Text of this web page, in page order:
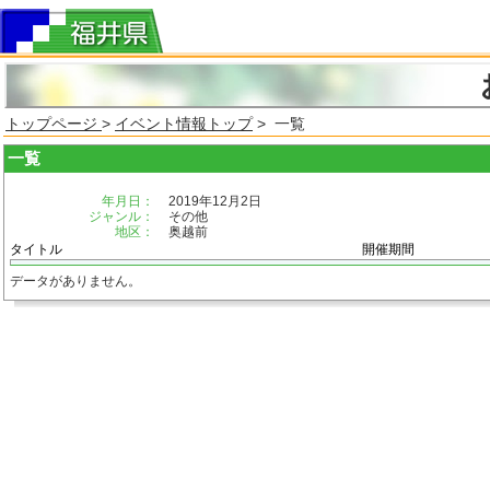
トップページ > イベント情報トップ> 一覧
一覧
年月日：
2019年12月2日
ジャンル：
その他
地区：
奥越前
タイトル
開催期間
データがありません。